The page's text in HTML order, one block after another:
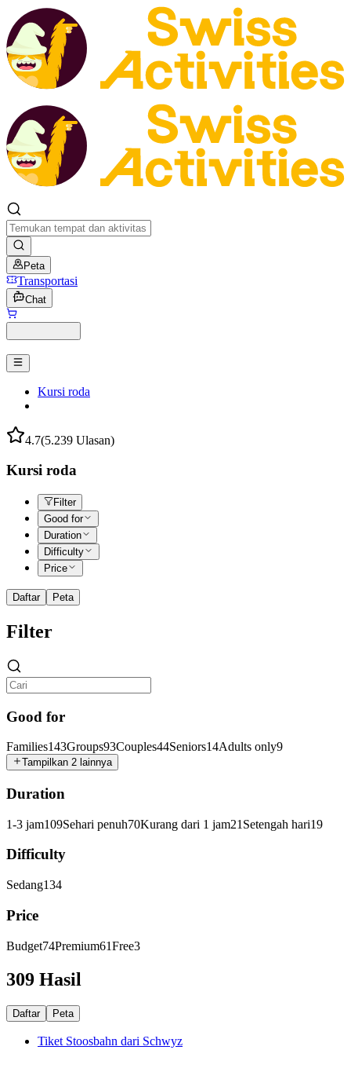
Peta
Transportasi
Chat
Kursi roda
4.7(5.239 Ulasan)
Kursi roda
Filter
Good for
Duration
Difficulty
Price
Daftar Peta
Filter
Good for
Families143Groups93Couples44Seniors14Adults only9
Tampilkan 2 lainnya
Duration
1-3 jam109Sehari penuh70Kurang dari 1 jam21 Setengah hari19
Difficulty
Sedang134
Price
Budget74Premium61Free3
309 Hasil
Daftar Peta
Tiket Stoosbahn dari Schwyz